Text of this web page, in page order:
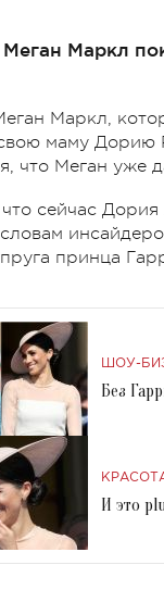
Меган Маркл
Маркл,
маму Дорию
что Меган уже
что сейчас
принца
ШОУ-
Без
И это